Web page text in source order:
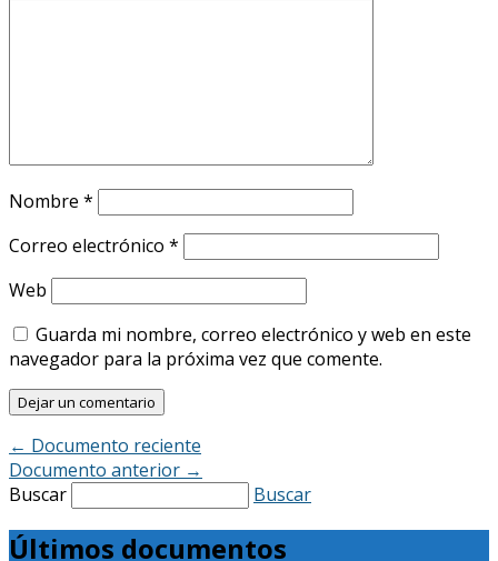
Nombre *
Correo electrónico *
Web
Guarda mi nombre, correo electrónico y web en este
navegador para la próxima vez que comente.
← Documento reciente
Documento anterior →
Buscar
Buscar
Últimos documentos